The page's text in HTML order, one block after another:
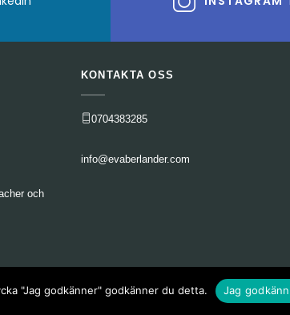
och
KONTAKTA OSS
0704383285
info@evaberlander.com
"Jag godkänner" godkänner du detta. Jag